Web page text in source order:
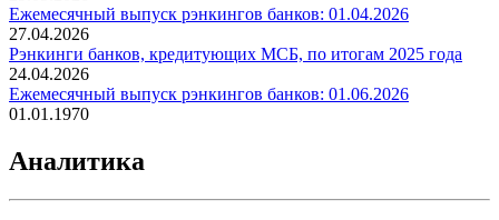
Ежемесячный выпуск рэнкингов банков: 01.04.2026
27.04.2026
Рэнкинги банков, кредитующих МСБ, по итогам 2025 года
24.04.2026
Ежемесячный выпуск рэнкингов банков: 01.06.2026
01.01.1970
Аналитика